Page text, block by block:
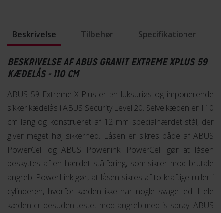
Beskrivelse Tilbehør Specifikationer
BESKRIVELSE AF ABUS GRANIT EXTREME XPLUS 59
KÆDELÅS - 110 CM
ABUS 59 Extreme X-Plus er en luksuriøs og imponerende
sikker kædelås i ABUS Security Level 20. Selve kæden er 110
cm lang og konstrueret af 12 mm specialhærdet stål, der
giver meget høj sikkerhed. Låsen er sikres både af ABUS
PowerCell og ABUS Powerlink. PowerCell gør at låsen
beskyttes af en hærdet stålforing, som sikrer mod brutale
angreb. PowerLink gør, at låsen sikres af to kraftige ruller i
cylinderen, hvorfor kæden ikke har nogle svage led. Hele
kæden er desuden testet mod angreb med is-spray. ABUS